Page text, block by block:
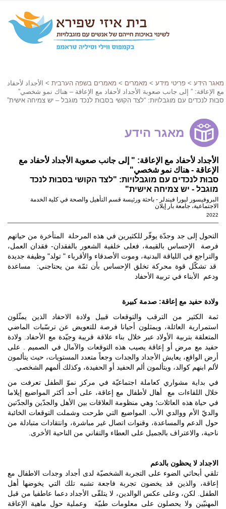
מאגר הידע > פריטי מידע > מאמרים > מאמרים בשפה הערבית > الأجداد لأحفاد
مع الإعاقة: ” إلى جانب صعوبة الأجداد لأحفاد مع الإعاقة – هناك نمو شخصي”
סבוּת לנכדים עם מוגבלויות: “לצד הקושי בסבוּת לנכד מוגבל – יש צמיחה אישית”
מאגר הידע
الأجداد لأحفاد مع الإعاقة: " إلى جانب صعوبة الأجداد لأحفاد مع
الإعاقة - هناك نمو شخصي"
סבוּת לנכדים עם מוגבלויות: "לצד הקושי בסבוּת לנכד
מוגבל - יש צמיחה אישית"
البروفيسور ليورا فيندلر - باحثة ورئيسة قسم التأهيل والصحة في كلية الخدمة
الاجتماعية، جامعة بار إيلان
2022
التحول إلى جد وجدّة يوفّر للكثيرين في هذه المرحلة المتأخرة من حياتهم
فرصة الإحساس بالقيمة، فعلى خلفية الشعور بالفقدان- فقدان العمل،
والتراجع في اللياقة البدنية، وموت الأصدقاء والأقرباء " تولد" وظيفة جديدة
قد تشكّل قوة محركة تخلق الإحساس بأن ثمّة من يحتاجني: مساعدة
ودعم الأبناء في تربية الأحفاد
ولادة حفيد مع إعاقة: صدمة كبيرة
ثمة الكثير من الترقب والتوقعات قبيل ولادة الاحفاد الذين يمثّلون
استمرارية العائلة، ويمثلون أحيانا فرصة للتعويض عن ترسّبات الماضي
المتعلقة بتربية الأولاد عبر خلال بناء علاقة قريبة وجيّدة مع الأحفاد. ولادة
حفيد مع مرض أو إعاقة يصيب هذه التوقعات والآمال في الصميم . على
أرض الواقع، يعايش الأجداد والجدات وجعاً متعدد المستويات، حيث يتألمون
لألم ابنهم كوالد، ويتألمون ألم الحفيد أو الحفيدة، وكذلك ألمهم الشخصي.
في بداية مشواري كعاملة اجتماعيّة في مركز نموّ الطفل تعرفت من
خلال اللقاءات مع أهال لأطفال مع إعاقة، على أحد أكثر المواضيع إيلاما
في حياة هذه العائلات؛ وهي منظومة العلاقات بين الأهل والجدّين والجدّتين
والديّ الأم ووالدي الأب. المواضيع التي طرحت وشملت التوقعات الخائبة
حول الدعم والمساعدة، وقنوات اتصال غير مباشرة، وانتقادات متبادلة من
ناحية، والاعتراف بالجميل على العطاء والتفاني من الناحية الأخرى.
الاجداد لا يحظون بالدعم
تلقي أبحاثي الضوء على التجربة الشخصيّة لدى أجداد وجدات الاطفال مع
إعاقة، والذين قد يخضون تجربة فاجعة تشبه تلك التي يخوضها أهل
الطفل. لكن، وعلى عكس الوالدين، لا يتلقّى الأجداد دعما عاطفيا من قبل
المهنيّين ولا يحصلون على معلومات طبيّة وعملية حول ماهية الإعاقة